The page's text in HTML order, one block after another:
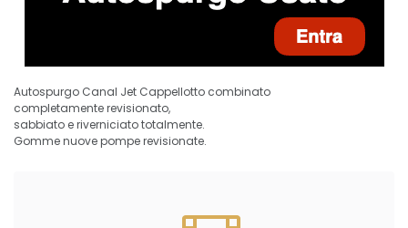
Autospurgo Canal Jet Cappellotto combinato
completamente revisionato,
sabbiato e riverniciato totalmente.
Gomme nuove pompe revisionate.